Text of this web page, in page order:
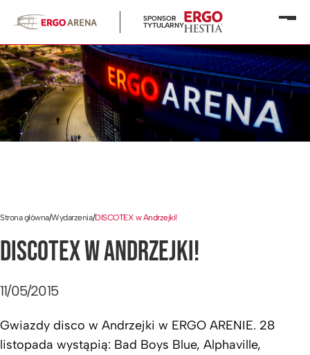
SPONSOR
TYTULARNY
Strona główna/Wydarzenia/DISCOTEX w Andrzejki!
DISCOTEX W ANDRZEJKI!
11/05/2015
Gwiazdy disco w Andrzejki w ERGO ARENIE. 28
listopada wystąpią: Bad Boys Blue, Alphaville,